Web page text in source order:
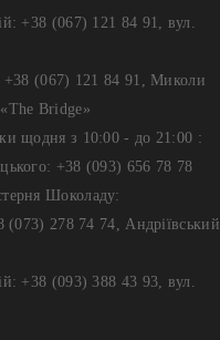
+38 (067) 121 84 91, вул.
+38 (067) 121 84 91, Миколи
Bridge»
щодня з 10:00 - до 21:00 :
+38 (093) 656 78 78
Шоколаду:
(073) 278 74 74, Андріївський
+38 (093) 388 43 93, вул.